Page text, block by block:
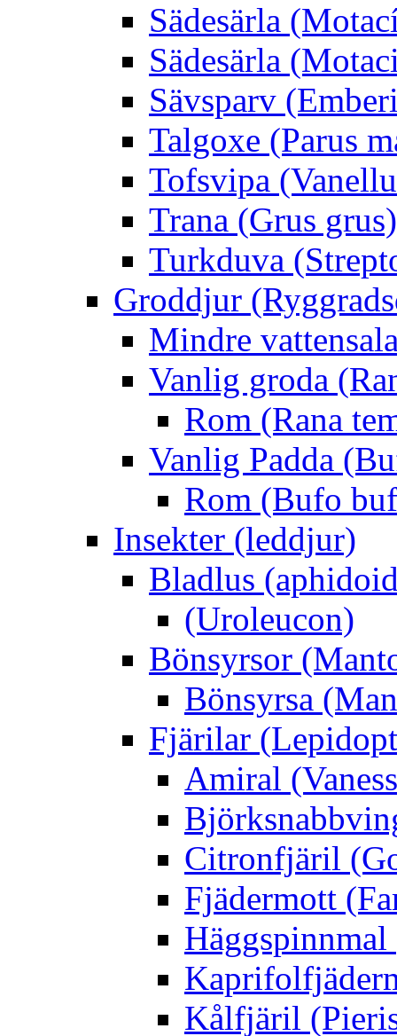
Sädesärla
Sädesärla
Sävsparv
Talgoxe (Parus
Tofsvipa
Trana (Grus grus)
Turkduva
Groddjur
Mindre
Vanlig groda
Rom (Rana
Vanlig Padda
Rom (Bufo
Insekter (leddjur)
Bladlus
(Uroleucon)
Bönsyrsor
Bönsyrsa
Fjärilar
Amiral
Citronfjäril
Fjädermott
Kålfjäril